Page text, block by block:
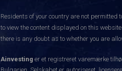
Residents of your country are not permitted
to view the content displayed on this
there is any doubt as to whether you are
Ainvesting er et registreret varemærke